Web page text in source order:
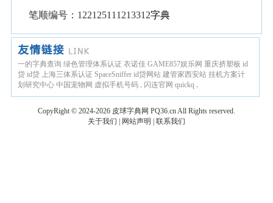
笔顺编号：122125111213312字典
一的字典查询 绿色管理体系认证 衣诺佳 GAME857娱乐网 重庆挤塑板 id
贷 id贷 上海三体系认证 SpaceSniffer id贷网站 建管家西安站 挂机方案计
划研究中心 中国宠物网 虚拟手机号码 . 闪连官网 quickq .
CopyRight © 2024-2026 皮球字典网 PQ36.cnAll Rights reserved.
关于我们
网站声明 联系我们